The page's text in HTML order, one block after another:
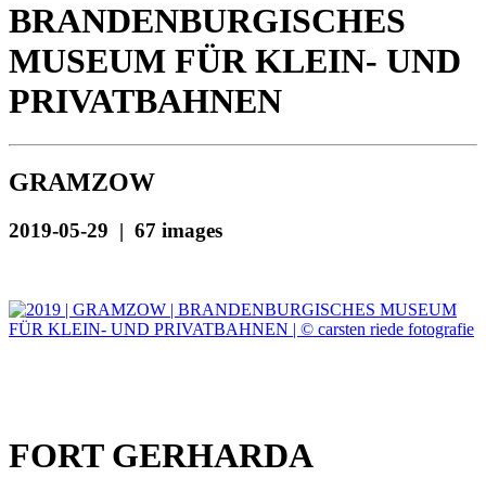
BRANDENBURGISCHES
MUSEUM FÜR KLEIN- UND
PRIVATBAHNEN
GRAMZOW
2019-05-29 | 67 images
FORT GERHARDA